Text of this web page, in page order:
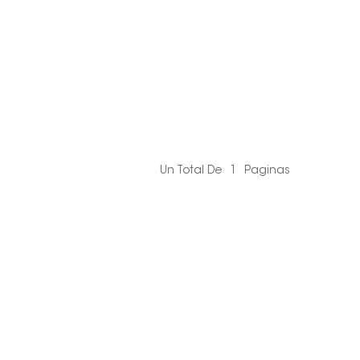
Un Total De 1 Paginas